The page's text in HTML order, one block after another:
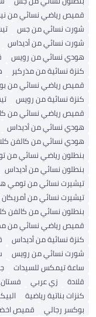
قميص رياضي نسائي من
شورت نسائي من جس
شورت نسائي من أديداس
هودي نسائي من رويس
كنزة نسائية من مذركير
قميص رياضي نسائي من
كنزة نسائية من رويس
قميص رياضي نسائي من
هودي نسائي من أديداس
هودي نسائي من كالفن
بنطلون رياضي نسائي من
بنطلون نسائي من أديداس
تيشيرت نسائي من تومي
تيشيرت نسائي من أمريكان
بنطلون نسائي من كالفن
قميص رياضي نسائي من
كنزة نسائية من أديداس
شورت نسائي من رويس
ساعة تيمكس للسيدات
قلادة
زي عربي
كنزات بناتية رياضية
بوكسر رجالي
قميص